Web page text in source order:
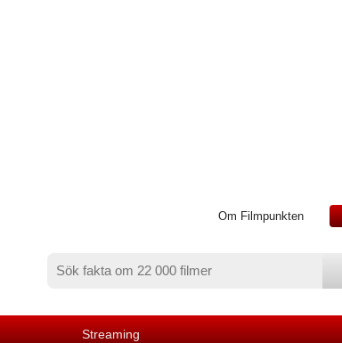
Om Filmpunkten
Streaming